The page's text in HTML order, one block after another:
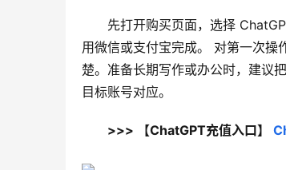
先打开购买页面，选择
用微信或支付宝完成。 对第一次操
楚。准备长期写作或办公时，建议
目标账号对应。
>>> 【ChatGPT充值入口】